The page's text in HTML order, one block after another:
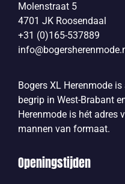
Molenstraat 5
4701 JK Roosendaal
+31 (0)165-537889
Bogers XL Herenmode
begrip in West-Brabant
Herenmode is hét adres
mannen van formaat.
Openingstijden